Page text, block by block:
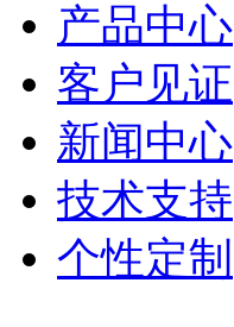
产品中心
客户见证
新闻中心
技术支持
个性定制